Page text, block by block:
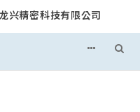
兴精密科技有限公司